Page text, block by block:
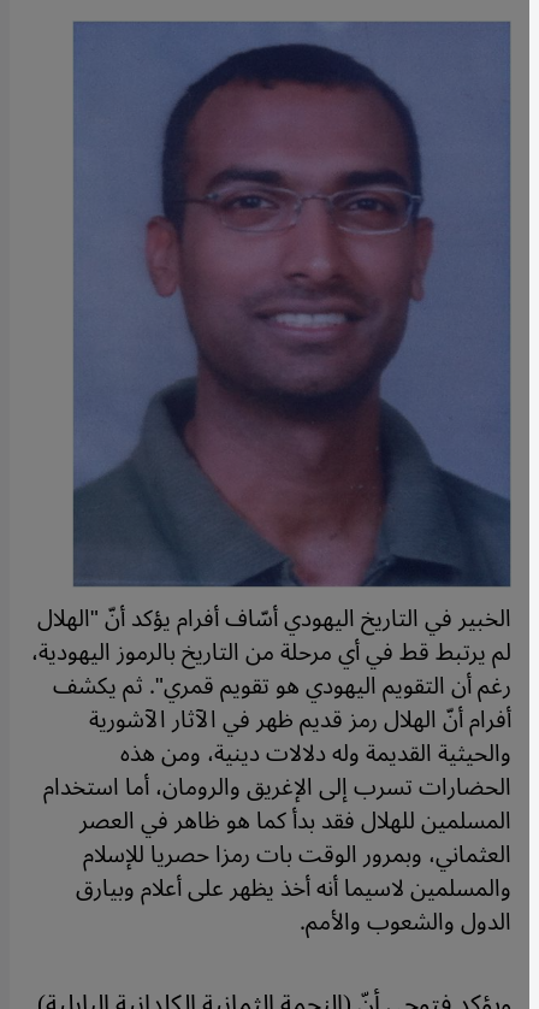
الخبير في التاريخ اليهودي أسّاف أفرام يؤكد أنّ "الهلال
لم يرتبط قط في أي مرحلة من التاريخ بالرموز اليهودية،
رغم أن التقويم اليهودي هو تقويم قمري". ثم يكشف
أفرام أنّ الهلال رمز قديم ظهر في الآثار الآشورية
والحيثية القديمة وله دلالات دينية، ومن هذه
الحضارات تسرب إلى الإغريق والرومان، أما استخدام
المسلمين للهلال فقد بدأ كما هو ظاهر في العصر
العثماني، وبمرور الوقت بات رمزا حصريا للإسلام
والمسلمين لاسيما أنه أخذ يظهر على أعلام وبيارق
الدول والشعوب والأمم.